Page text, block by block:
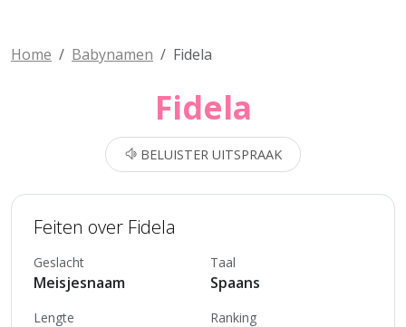
Home Babynamen Fidela
Fidela
BELUISTER UITSPRAAK
Feiten over Fidela
Geslacht
Meisjesnaam
Taal
Spaans
Lengte Ranking